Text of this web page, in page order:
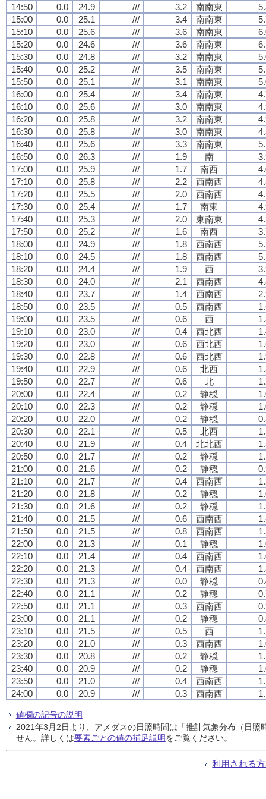
14:50 0.0 24.9 /// 3.2 南南東
15:00
0.0 25.1 /// 3.4 南南東
15:10
0.0 25.6 /// 3.6 南南東
15:20
0.0 24.6 /// 3.6 南南東
15:30
0.0 24.8 /// 3.2 南南東
15:40
0.0 25.2 /// 3.5 南南東
15:50
0.0 25.1 /// 3.1 南南東
16:00
0.0 25.4 /// 3.4 南南東
16:10
0.0 25.6 /// 3.0 南南東
16:20
0.0 25.8 /// 3.2 南南東
16:30
0.0 25.8 /// 3.0 南南東
16:40
0.0 25.6 /// 3.3 南南東
16:50
0.0 26.3 /// 1.9 南
17:00
0.0 25.9 /// 1.7 南西
17:10
0.0 25.8 /// 2.2 西南西
17:20
0.0 25.5 /// 2.0 西南西
17:30
0.0 25.4 /// 1.7 南東
17:40
0.0 25.3 /// 2.0 東南東
17:50
0.0 25.2 /// 1.6 南西
18:00
0.0 24.9 /// 1.8 西南西
18:10
0.0 24.5 /// 1.8 西南西
18:20
0.0 24.4 /// 1.9 西
18:30
0.0 24.0 /// 2.1 西南西
18:40
0.0 23.7 /// 1.4 西南西
18:50
0.0 23.5 /// 0.5 西南西
19:00
0.0 23.5 /// 0.6 西
19:10
0.0 23.0 /// 0.4 西北西
19:20
0.0 23.0 /// 0.6 西北西
19:30
0.0 22.8 /// 0.6 西北西
19:40
0.0 22.9 /// 0.6 北西
19:50
0.0 22.7 /// 0.6 北
20:00
0.0 22.4 /// 0.2 静穏
20:10
0.0 22.3 /// 0.2 静穏
20:20
0.0 22.0 /// 0.2 静穏
20:30
0.0 22.1 /// 0.5 北西
20:40
0.0 21.9 /// 0.4 北北西
20:50
0.0 21.7 /// 0.2 静穏
21:00
0.0 21.6 /// 0.2 静穏
21:10
0.0 21.7 /// 0.4 西南西
21:20
0.0 21.8 /// 0.2 静穏
21:30
0.0 21.6 /// 0.2 静穏
21:40
0.0 21.5 /// 0.6 西南西
21:50
0.0 21.5 /// 0.8 西南西
22:00
0.0 21.3 /// 0.1 静穏
22:10
0.0 21.4 /// 0.4 西南西
22:20
0.0 21.3 /// 0.4 西南西
22:30
0.0 21.3 /// 0.0 静穏
22:40
0.0 21.1 /// 0.2 静穏
22:50
0.0 21.1 /// 0.3 西南西
23:00
0.0 21.1 /// 0.2 静穏
23:10
0.0 21.5 /// 0.5 西
23:20
0.0 21.0 /// 0.3 西南西
23:30
0.0 20.8 /// 0.2 静穏
23:40
0.0 20.9 /// 0.2 静穏
23:50
0.0 21.0 /// 0.4 西南西
24:00
0.0 20.9 /// 0.3 西南西
値欄の記号の説明
2021年3月2日より、アメダスの日照時間は「推計気象分布（日
せん。詳しくは要素ごとの値の補足説明をご覧ください。
利用される